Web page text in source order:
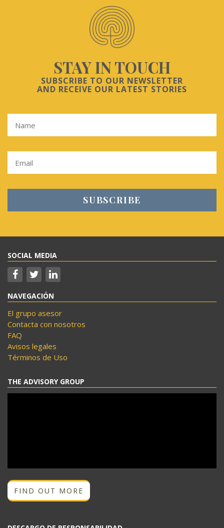
STAY IN TOUCH
SUBSCRIBE TO OUR NEWSLETTER
AND RECEIVE OUR LATEST STORIES
SOCIAL MEDIA
NAVEGACIÓN
El grupo asesor
Contacta con nosotros
FAQ
Avisos legales
Términos de Uso
THE ADVISORY GROUP
FIND OUT MORE